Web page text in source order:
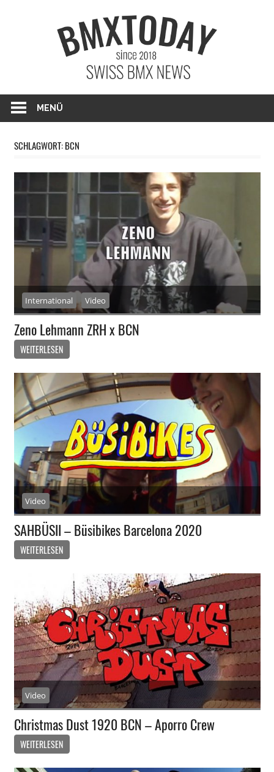
MENÜ
SCHLAGWORT: BCN
International Video
Zeno Lehmann ZRH x BCN
WEITERLESEN
Video
SAHBÜSII – Büsibikes Barcelona 2020
WEITERLESEN
Video
Christmas Dust 1920 BCN – Aporro Crew
WEITERLESEN